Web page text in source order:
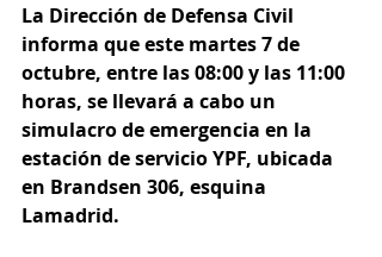
La Dirección de Defensa Civil
informa que este martes 7 de
octubre, entre las 08:00 y las 11:00
horas, se llevará a cabo un
simulacro de emergencia en la
estación de servicio YPF, ubicada
en Brandsen 306, esquina
Lamadrid.